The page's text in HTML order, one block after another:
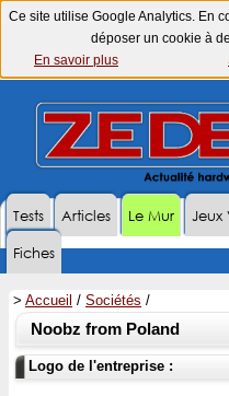
Ce site utilise Google Analytics. En
déposer un cookie à
En savoir plus
Tests Articles Le Mur Jeux
Fiches
> Accueil / Sociétés /
Noobz from Poland
Logo de l'entreprise :